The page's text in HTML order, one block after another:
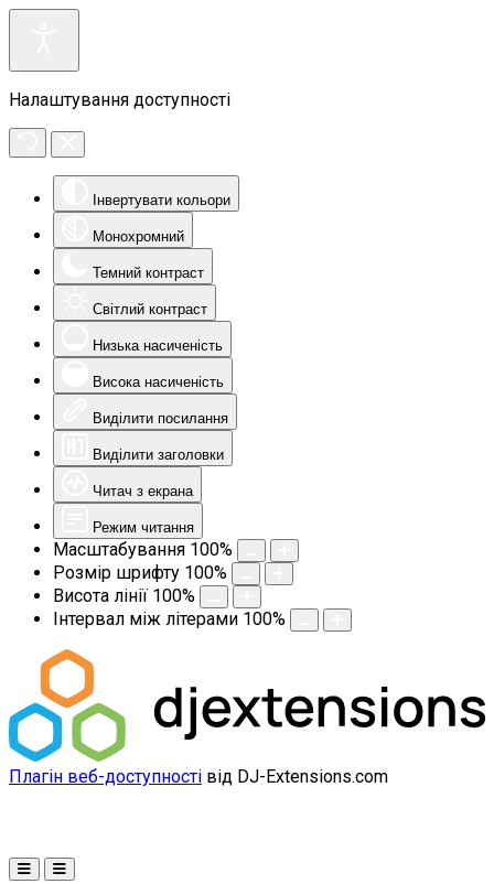
Налаштування доступності
Інвертувати кольори
Монохромний
Темний контраст
Світлий контраст
Низька насиченість
Висока насиченість
Виділити посилання
Виділити заголовки
Читач з екрана
Режим читання
Масштабування 100%
Розмір шрифту 100%
Висота лінії 100%
Інтервал між літерами 100%
Плагін веб-доступності від DJ-Extensions.com